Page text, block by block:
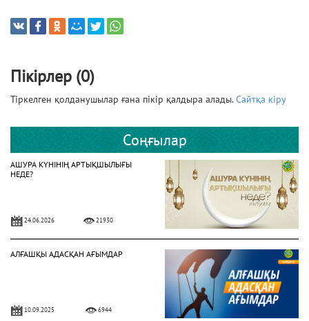
Пікірлер (0)
Тіркелген қолданушылар ғана пікір қалдыра алады.Сайтқа кіру
Соңғылар
АШУРА КҮНІНІҢ АРТЫҚШЫЛЫҒЫ
НЕДЕ?
24.06.2026 21930
АЛҒАШҚЫ АДАСҚАН АҒЫМДАР
10.09.2025 6944